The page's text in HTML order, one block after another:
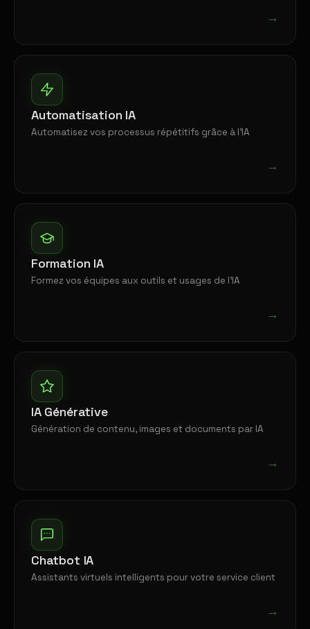
→
Automatisation IA
Automatisez vos processus répétitifs grâce à l'IA
→
Formation IA
Formez vos équipes aux outils et usages de l'IA
→
IA Générative
Génération de contenu, images et documents par IA
→
Chatbot IA
Assistants virtuels intelligents pour votre service client
→